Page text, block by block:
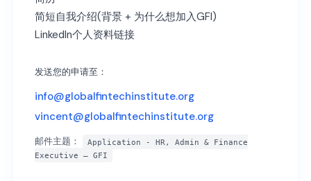
简短自我介绍(背景 + 为什么想加入GFI)
LinkedIn个人资料链接
发送您的申请至：
info@globalfintechinstitute.org
vincent@globalfintechinstitute.org
邮件主题：
Application - HR, Admin & Finance
Executive – GFI